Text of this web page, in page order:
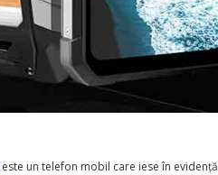
este un telefon mobil care iese în